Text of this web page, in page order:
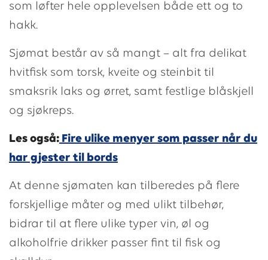
som løfter hele opplevelsen både ett og to
hakk.
Sjømat består av så mangt – alt fra delikat
hvitfisk som torsk, kveite og steinbit til
smaksrik laks og ørret, samt festlige blåskjell
og sjøkreps.
Les også: Fire ulike menyer som passer når du
har gjester til bords
At denne sjømaten kan tilberedes på flere
forskjellige måter og med ulikt tilbehør,
bidrar til at flere ulike typer vin, øl og
alkoholfrie drikker passer fint til fisk og